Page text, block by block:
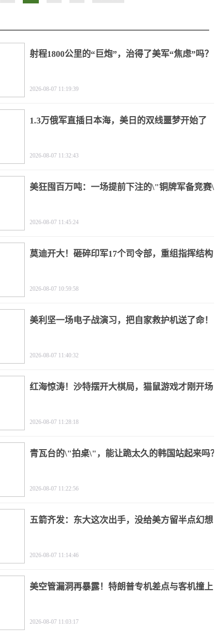
射程1800公里的“巨炮”，治得了美军“焦虑”吗？
2026-08-07 11:19:39
1.3万俄军直插日本海，美日的双线噩梦开始了
2026-08-07 11:32:43
美狂囤百万吨：一场提前下注的\"铜牌军备竞赛\"
2026-08-07 11:45:24
莫迪开大！砸碎印军17个司令部，重组指挥结构
2026-08-07 10:59:58
美利坚一场电子战演习，把自家救护机送了命！
2026-08-07 11:40:32
红海惊涛！沙特摆开大棋局，猫鼠游戏才刚开场
2026-08-07 11:28:18
青瓦台的\"拍桌\"，能让跪太久的韩国站起来吗？
2026-08-07 11:22:56
五箭齐发：东大这次出手，没给美方留半点幻想
2026-08-07 11:14:46
美空管漏洞再暴露！特朗普专机差点与客机撞上
2026-08-07 11:03:17